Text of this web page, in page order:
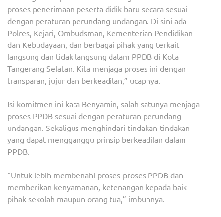
proses penerimaan peserta didik baru secara sesuai
dengan peraturan perundang-undangan. Di sini ada
Polres, Kejari, Ombudsman, Kementerian Pendidikan
dan Kebudayaan, dan berbagai pihak yang terkait
langsung dan tidak langsung dalam PPDB di Kota
Tangerang Selatan. Kita menjaga proses ini dengan
transparan, jujur dan berkeadilan,” ucapnya.
Isi komitmen ini kata Benyamin, salah satunya menjaga
proses PPDB sesuai dengan peraturan perundang-
undangan. Sekaligus menghindari tindakan-tindakan
yang dapat mengganggu prinsip berkeadilan dalam
PPDB.
“Untuk lebih membenahi proses-proses PPDB dan
memberikan kenyamanan, ketenangan kepada baik
pihak sekolah maupun orang tua,” imbuhnya.